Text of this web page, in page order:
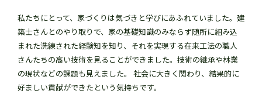
私たちにとって、家づくりは気づきと学びにあふれていました。建
築士さんとのやり取りで、家の基礎知識のみならず随所に組み込
まれた洗練された経験知を知り、それを実現する在来工法の職人
さんたちの高い技術を見ることができました。技術の継承や林業
の現状などの課題も見えました。 社会に大きく関わり、結果的に
好ましい貢献ができたという気持ちです。